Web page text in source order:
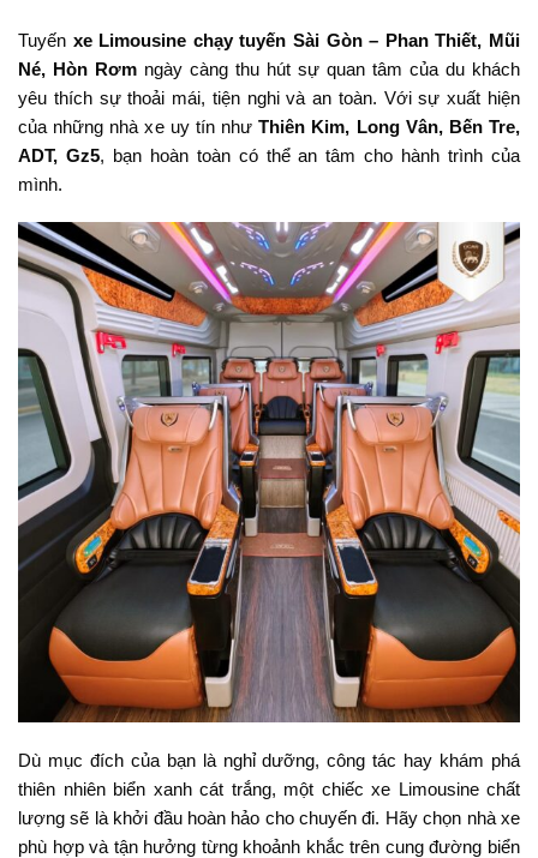
Tuyến xe Limousine chạy tuyến Sài Gòn – Phan Thiết, Mũi
Né, Hòn Rơm ngày càng thu hút sự quan tâm của du khách
yêu thích sự thoải mái, tiện nghi và an toàn. Với sự xuất hiện
của những nhà xe uy tín nhưThiên Kim, Long Vân, Bến Tre,
ADT, Gz5, bạn hoàn toàn có thể an tâm cho hành trình của
mình.
Dù mục đích của bạn là nghỉ dưỡng, công tác hay khám phá
thiên nhiên biển xanh cát trắng, một chiếc xe Limousine chất
lượng sẽ là khởi đầu hoàn hảo cho chuyến đi. Hãy chọn nhà xe
phù hợp và tận hưởng từng khoảnh khắc trên cung đường biển